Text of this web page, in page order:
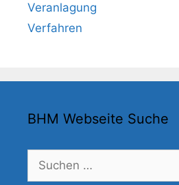
Veranlagung
Verfahren
BHM Webseite Suche
Suchen
nach: